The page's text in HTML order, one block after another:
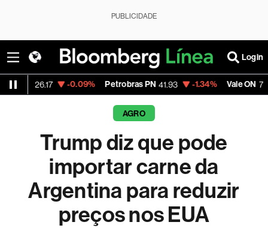
PUBLICIDADE
Login
-0.09% Petrobras PN 41.93 -1.34% Vale ON 76.66
AGRO
Trump diz que pode
importar carne da
Argentina para reduzir
preços nos EUA